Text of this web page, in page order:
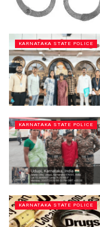
KARNATAKA STATE POLICE
KARNATAKA STATE POLICE
KARNATAKA STATE POLICE